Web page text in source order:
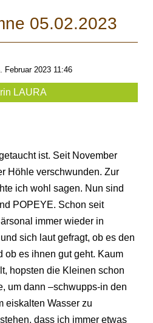
05.02.2023
Februar 2023 11:46
LAURA
ist. Seit November
Höhle verschwunden. Zur
ich wohl sagen. Nun sind
POPEYE. Schon seit
immer wieder in
sich laut gefragt, ob es den
ob es ihnen gut geht. Kaum
hopsten die Kleinen schon
um dann –schwupps-in den
eiskalten Wasser zu
dass ich immer etwas